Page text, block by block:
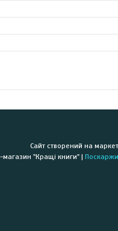
Сайт створений на
Книжковий інтернет-магазин "Кращі книги" |